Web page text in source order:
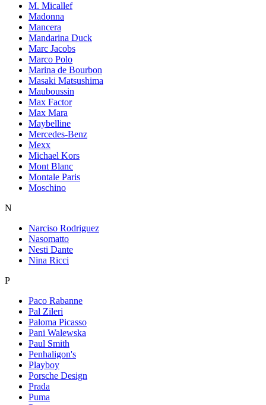
M. Micallef
Madonna
Mancera
Mandarina Duck
Marc Jacobs
Marco Polo
Marina de Bourbon
Masaki Matsushima
Mauboussin
Max Factor
Max Mara
Maybelline
Mercedes-Benz
Mexx
Michael Kors
Mont Blanc
Montale Paris
Moschino
N
Narciso Rodriguez
Nasomatto
Nesti Dante
Nina Ricci
P
Paco Rabanne
Pal Zileri
Paloma Picasso
Pani Walewska
Paul Smith
Penhaligon's
Playboy
Porsche Design
Prada
Puma